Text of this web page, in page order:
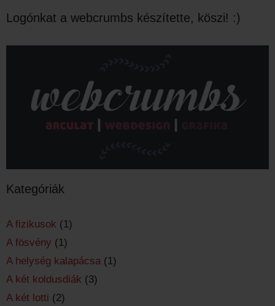
Logónkat a webcrumbs készítette, köszi! :)
Kategóriák
A fizikusok (1)
A fösvény (1)
A helység kalapácsa (1)
A két koldusdiák (3)
A két lotti (2)